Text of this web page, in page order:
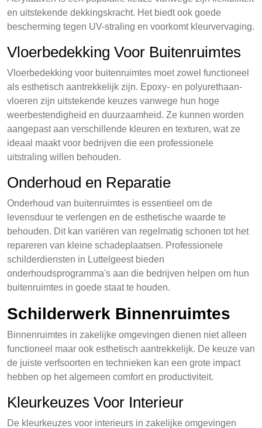
en uitstekende dekkingskracht. Het biedt ook goede
bescherming tegen UV-straling en voorkomt kleurvervaging.
Vloerbedekking Voor Buitenruimtes
Vloerbedekking voor buitenruimtes moet zowel functioneel
als esthetisch aantrekkelijk zijn. Epoxy- en polyurethaan-
vloeren zijn uitstekende keuzes vanwege hun hoge
weerbestendigheid en duurzaamheid. Ze kunnen worden
aangepast aan verschillende kleuren en texturen, wat ze
ideaal maakt voor bedrijven die een professionele
uitstraling willen behouden.
Onderhoud en Reparatie
Onderhoud van buitenruimtes is essentieel om de
levensduur te verlengen en de esthetische waarde te
behouden. Dit kan variëren van regelmatig schonen tot het
repareren van kleine schadeplaatsen. Professionele
schilderdiensten in Luttelgeest bieden
onderhoudsprogramma's aan die bedrijven helpen om hun
buitenruimtes in goede staat te houden.
Schilderwerk Binnenruimtes
Binnenruimtes in zakelijke omgevingen dienen niet alleen
functioneel maar ook esthetisch aantrekkelijk. De keuze van
de juiste verfsoorten en technieken kan een grote impact
hebben op het algemeen comfort en productiviteit.
Kleurkeuzes Voor Interieur
De kleurkeuzes voor interieurs in zakelijke omgevingen